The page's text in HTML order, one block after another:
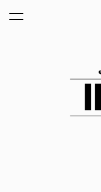
lisati ostukorvi.